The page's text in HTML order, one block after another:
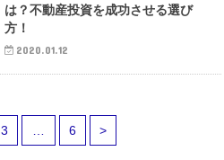
は？不動産投資を成功させる選び
方！
2020.01.12
3 … 6 >